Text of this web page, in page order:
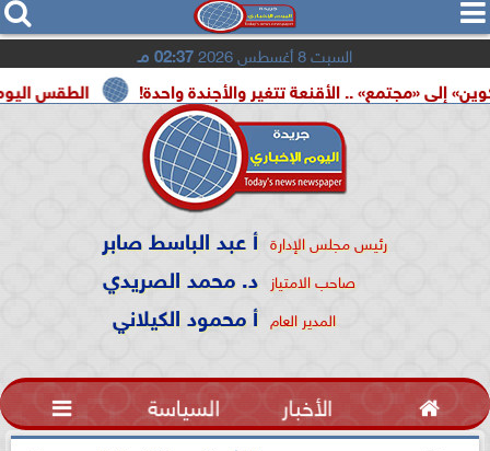
  
السبت 8 أغسطس 2026 02:37 مـ
الطقس اليوم.. شديد الحرارة الأقنعة تتغير والأجندة واحدة!
رئيس مجلس الإدارة أ عبد الباسط صابر
صاحب الامتياز د. محمد الصريدي
المدير العام أ محمود الكيلاني
 الأخبار السياسة 